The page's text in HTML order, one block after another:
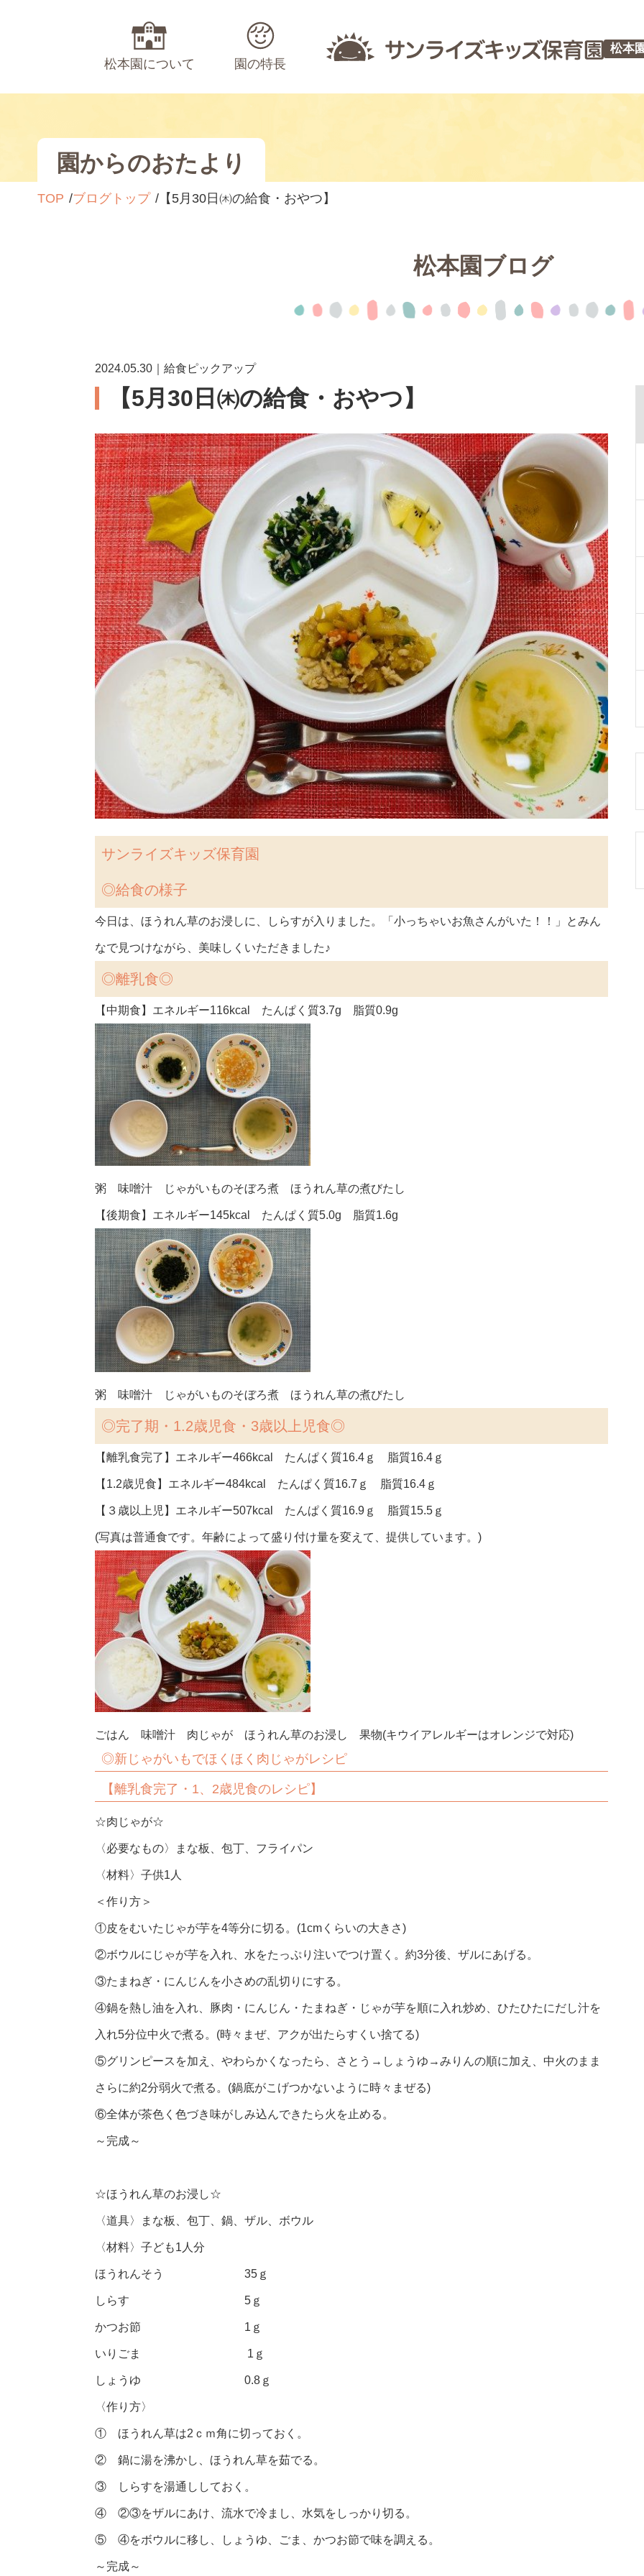
松本園について 園の特長
松本
園からのおたより
TOP ブログトップ 【5月30日㈭の給食・おやつ】
松本園ブログ
2024.05.30｜給食ピックアップ
【5月30日㈭の給食・おやつ】
サンライズキッズ保育園
◎給食の様子
今日は、ほうれん草のお浸しに、しらすが入りました。「小っちゃいお魚さんがいた！！」とみん
なで見つけながら、美味しくいただきました♪
◎離乳食◎
【中期食】エネルギー116kcal たんぱく質3.7g 脂質0.9g
粥 味噌汁 じゃがいものそぼろ煮 ほうれん草の煮びたし
【後期食】エネルギー145kcal たんぱく質5.0g 脂質1.6g
粥 味噌汁 じゃがいものそぼろ煮 ほうれん草の煮びたし
◎完了期・1.2歳児食・3歳以上児食◎
【離乳食完了】エネルギー466kcal たんぱく質16.4ｇ 脂質16.4ｇ
【1.2歳児食】エネルギー484kcal たんぱく質16.7ｇ 脂質16.4ｇ
【３歳以上児】エネルギー507kcal たんぱく質16.9ｇ 脂質15.5ｇ
(写真は普通食です。年齢によって盛り付け量を変えて、提供しています。)
ごはん 味噌汁 肉じゃが ほうれん草のお浸し 果物(キウイアレルギーはオレンジで対応)
◎新 じゃがいもでほくほく肉じゃがレシピ
【離乳食完了・1、2歳児食のレシピ】
☆肉じゃが☆
〈必要なもの〉まな板、包丁、フライパン
〈材料〉子供1人
＜作り方＞
①皮をむいたじゃが芋を4等分に切る。(1cmくらいの大きさ)
②ボウルにじゃが芋を入れ、水をたっぷり注いでつけ置く。約3分後、ザルにあげる。
③たまねぎ・にんじんを小さめの乱切りにする。
④鍋を熱し油を入れ、豚肉・にんじん・たまねぎ・じゃが芋を順に入れ炒め、ひたひたにだし汁を
入れ5分位中火で煮る。(時々まぜ、アクが出たらすくい捨てる)
⑤グリンピースを加え、やわらかくなったら、さとう→しょうゆ→みりんの順に加え、中火のまま
さらに約2分弱火で煮る。(鍋底がこげつかないように時々まぜる)
⑥全体が茶色く色づき味がしみ込んできたら火を止める。
～完成～
☆ほうれん草のお浸し☆
〈道具〉まな板、包丁、鍋、ザル、ボウル
〈材料〉子ども1人分
ほうれんそう 35ｇ
しらす 5ｇ
かつお節 1ｇ
いりごま 1ｇ
しょうゆ 0.8ｇ
〈作り方〉
① ほうれん草は2ｃｍ角に切っておく。
② 鍋に湯を沸かし、ほうれん草を茹でる。
③ しらすを湯通ししておく。
④ ②③をザルにあけ、流水で冷まし、水気をしっかり切る。
⑤ ④をボウルに移し、しょうゆ、ごま、かつお節で味を調える。
～完成～